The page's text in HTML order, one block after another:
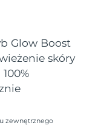
Glow Boost
skóry
zewnętrznego
czas dostawy
8/18/26
czas dostawy